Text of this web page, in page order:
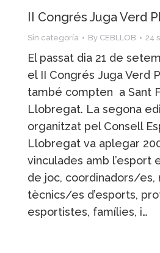
II Congrés Juga Verd
Sin categoría By CEBLLOB 24
El passat dia 21 de
el II Congrés Juga Verd
també compten a Sant
Llobregat. La segona
organitzat pel Consell
Llobregat va aplegar
vinculades amb l’esport
de joc, coordinadors/
tècnics/es d’esports,
esportistes, famílies, i…